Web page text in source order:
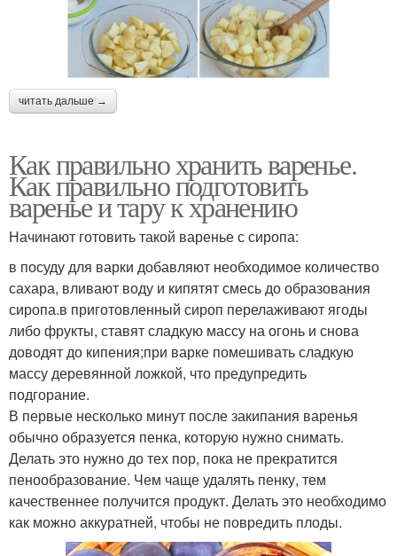
читать дальше →
Как правильно хранить варенье.
Как правильно подготовить
варенье и тару к хранению
Начинают готовить такой варенье с сиропа:
в посуду для варки добавляют необходимое количество
сахара, вливают воду и кипятят смесь до образования
сиропа.в приготовленный сироп перелаживают ягоды
либо фрукты, ставят сладкую массу на огонь и снова
доводят до кипения;при варке помешивать сладкую
массу деревянной ложкой, что предупредить
подгорание.
В первые несколько минут после закипания варенья
обычно образуется пенка, которую нужно снимать.
Делать это нужно до тех пор, пока не прекратится
пенообразование. Чем чаще удалять пенку, тем
качественнее получится продукт. Делать это необходимо
как можно аккуратней, чтобы не повредить плоды.